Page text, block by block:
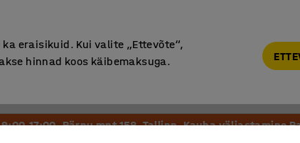
17:00, Pärnu mnt 158, Tallinn. Kauba väljastamine
ka eraisikuid. Kui valite „Ettevõte“,
hinnad koos käibemaksuga.